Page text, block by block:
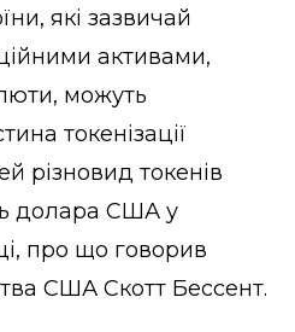
які зазвичай
активами,
можуть
токенізації
різновид токенів
долара США у
про що говорив
США Скотт Бессент.